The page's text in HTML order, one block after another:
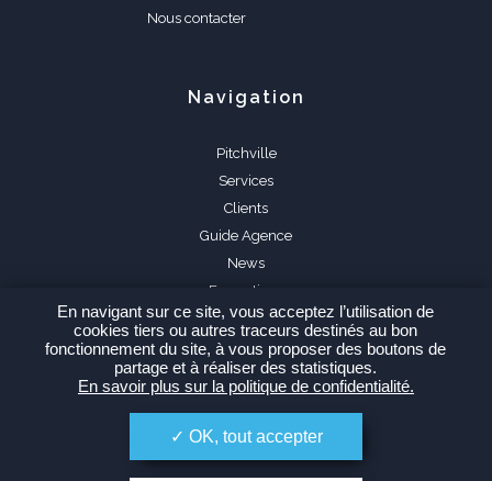
Nous contacter
Navigation
Pitchville
Services
Clients
Guide Agence
News
Formations
FAQ
En navigant sur ce site, vous acceptez l’utilisation de
cookies tiers ou autres traceurs destinés au bon
fonctionnement du site, à vous proposer des boutons de
partage et à réaliser des statistiques.
En savoir plus sur la politique de confidentialité.
OK, tout accepter